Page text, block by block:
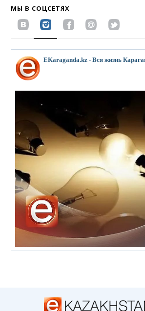
МЫ В СОЦСЕТЯХ
EKaraganda.kz - Вся жизнь